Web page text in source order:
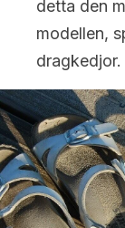
detta den
modellen,
dragkedjor.